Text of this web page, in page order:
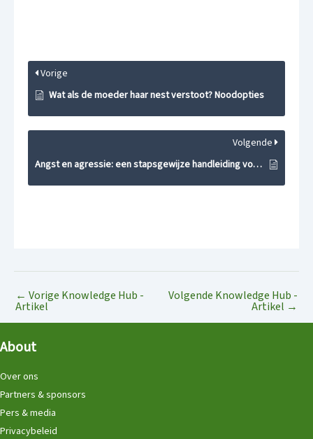
Vorige
Wat als de moeder haar nest verstoot? Noodopties
Volgende
Angst en agressie: een stapsgewijze handleiding voor socialisatie
← Vorige Knowledge Hub -
Artikel
Volgende Knowledge Hub -
Artikel →
About
Over ons
Partners & sponsors
Pers & media
Privacybeleid